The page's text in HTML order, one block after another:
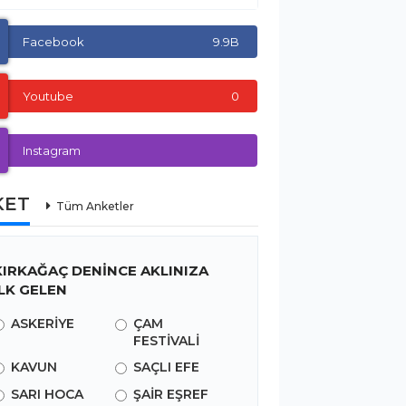
Facebook 9.9B
Youtube 0
Instagram
Tüm Anketler
DENİNCE AKLINIZA
GELEN
ASKERİYE
ÇAM
FESTİVALİ
KAVUN
SAÇLI EFE
SARI HOCA
ŞAİR EŞREF